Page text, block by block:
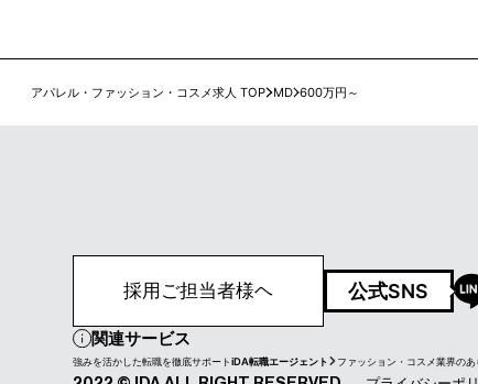
アパレル・ファッション・コスメ求人 TOP MD 600万円～
採用ご担当者様ヘ 公式SNS
関連サービス
強みを活かした転職を徹底サポートiDA転職エージェント ファッション・コスメ業界の